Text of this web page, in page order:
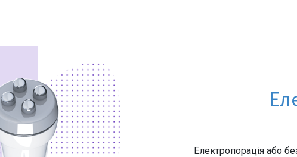
Електропорація або